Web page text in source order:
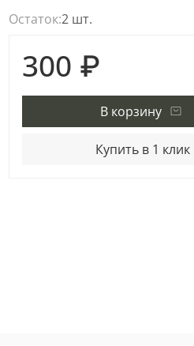
Остаток:2 шт.
300 ₽
В корзину
Купить в 1 клик